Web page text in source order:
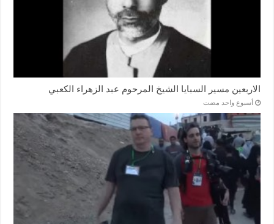
الاربعين مسير السبايا الشيخ المرحوم عبد الزهراء الكعبي
‏أسبوع واحد مضت